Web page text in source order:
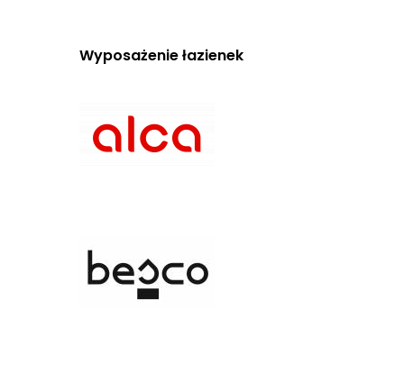
Wyposażenie łazienek